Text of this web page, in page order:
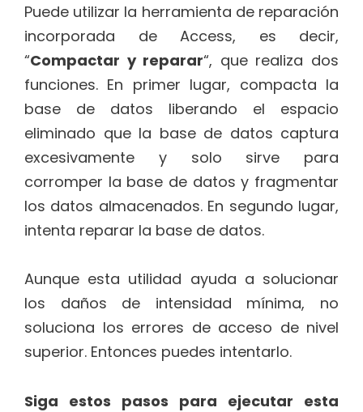
Puede utilizar la herramienta de reparación
incorporada de Access, es decir,
“Compactar y reparar“, que realiza dos
funciones. En primer lugar, compacta la
base de datos liberando el espacio
eliminado que la base de datos captura
excesivamente y solo sirve para
corromper la base de datos y fragmentar
los datos almacenados. En segundo lugar,
intenta reparar la base de datos.
Aunque esta utilidad ayuda a solucionar
los daños de intensidad mínima, no
soluciona los errores de acceso de nivel
superior. Entonces puedes intentarlo.
Siga estos pasos para ejecutar esta